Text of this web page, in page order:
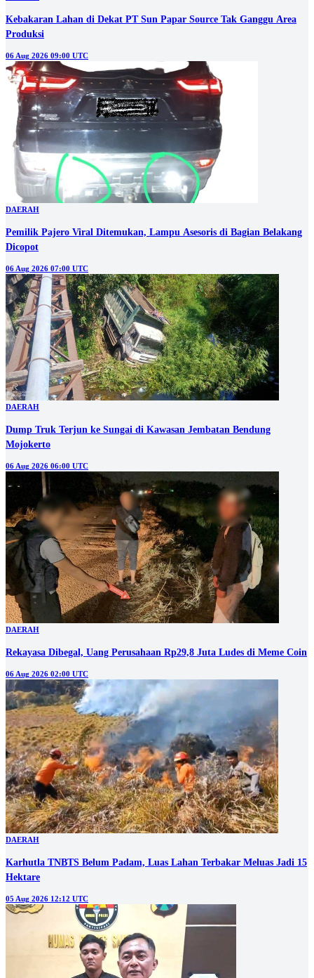
Kebakaran Lahan di Dekat PT Sun Papar Source Tak Ganggu Area
Produksi
06 Aug 2026 09:00 UTC
DAERAH
Pemilik Pajero Viral Ditemukan, Lampu Asesoris di Bagian Belakang
Dicopot
06 Aug 2026 07:00 UTC
DAERAH
Dump Truk Terjun ke Sungai di Kawasan Jembatan Bendung
Mojokerto
06 Aug 2026 06:00 UTC
DAERAH
Rekayasa Dibegal, Uang Perusahaan Rp29,8 Juta Ludes di Meme Coin
06 Aug 2026 02:00 UTC
DAERAH
Karhutla TNBTS Belum Padam, Luas Lahan Terbakar Meluas Jadi 15
Hektare
05 Aug 2026 12:12 UTC